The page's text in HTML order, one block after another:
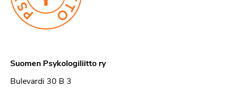
Suomen Psykologiliitto ry
Bulevardi 30 B 3